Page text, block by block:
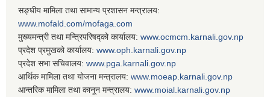
सङ्घीय मामिला तथा सामान्य प्रशासन मन्त्रालय:
www.mofald.com/mofaga.com
मुख्यमन्त्री तथा मन्त्रिपरिषद्को कार्यालय: www.ocmcm.karnali.gov.np
प्रदेश प्रमुखको कार्यालय: www.oph.karnali.gov.np
प्रदेश सभा सचिवालय: www. pga.karnali.gov.np
आर्थिक मामिला तथा योजना मन्त्रालय: www. moeap.karnali.gov.np
आन्तरिक मामिला तथा कानून मन्त्रालय: www. moial.karnali.gov.np